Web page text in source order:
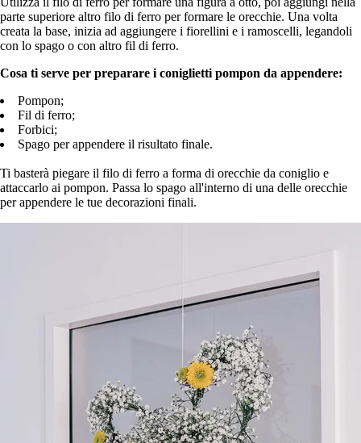
parte superiore altro filo di ferro per formare le orecchie. Una volta
creata la base, inizia ad aggiungere i fiorellini e i ramoscelli, legandoli
con lo spago o con altro fil di ferro.
Cosa ti serve per preparare i coniglietti pompon da appendere:
Pompon;
Fil di ferro;
Forbici;
Spago per appendere il risultato finale.
Ti basterà piegare il filo di ferro a forma di orecchie da coniglio e
attaccarlo ai pompon. Passa lo spago all'interno di una delle orecchie
per appendere le tue decorazioni finali.